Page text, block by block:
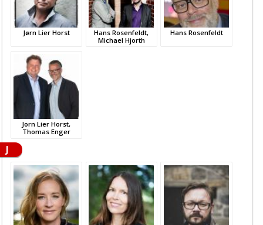
Jørn Lier Horst
Hans Rosenfeldt,
Michael Hjorth
Hans Rosenfeldt
Jorn Lier Horst,
Thomas Enger
J